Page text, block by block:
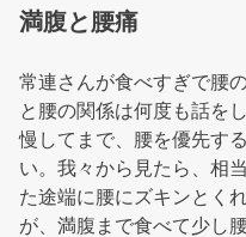
満腹と腰痛
常連さんが食べすぎで腰
と腰の関係は何度も話を
慢してまで、腰を優先す
い。我々から見たら、相
た途端に腰にズキンとく
が、満腹まで食べて少し